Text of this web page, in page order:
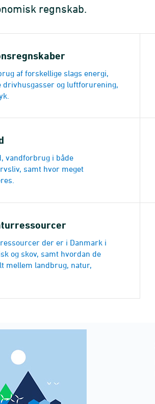
regnskab.
af forskellige slags energi,
drivhusgasser og luftforurening,
vandforbrug i både
samt hvor meget
der er i Danmark i
og skov, samt hvordan de
mellem landbrug, natur,